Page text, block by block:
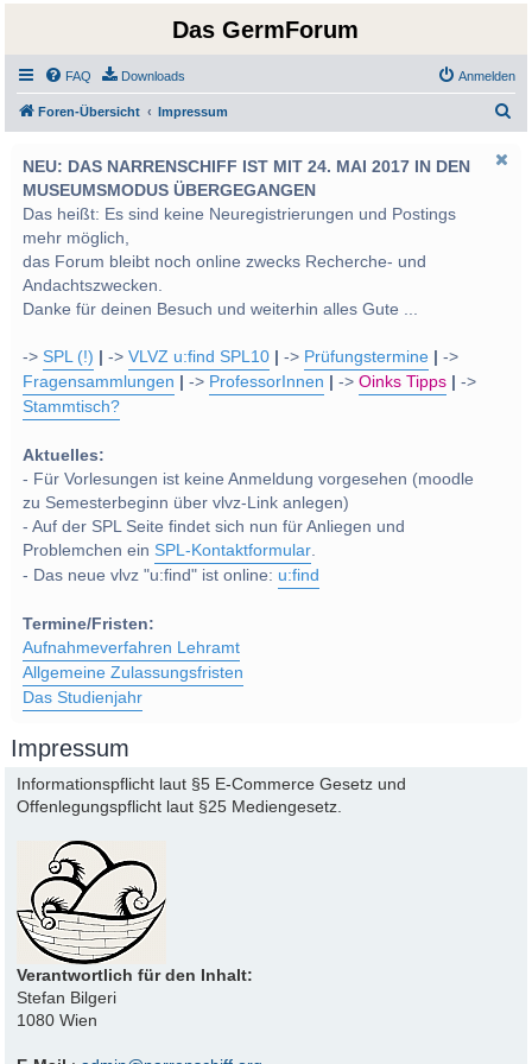
Das GermForum
FAQ Downloads Anmelden
Foren-Übersicht Impressum
NEU: DAS NARRENSCHIFF IST MIT 24. MAI 2017 IN DEN
MUSEUMSMODUS ÜBERGEGANGEN
Das heißt: Es sind keine Neuregistrierungen und Postings
mehr möglich,
das Forum bleibt noch online zwecks Recherche- und
Andachtszwecken.
Danke für deinen Besuch und weiterhin alles Gute ...
->SPL (!) ->VLVZ u:find SPL10 -> Prüfungstermine
->
Fragensammlungen
-> ProfessorInnen ->Oinks Tipps
->
Stammtisch?
Aktuelles:
- Für Vorlesungen ist keine Anmeldung vorgesehen (moodle
zu Semesterbeginn über vlvz-Link anlegen)
- Auf der SPL Seite findet sich nun für Anliegen und
Problemchen einSPL-Kontaktformular.
- Das neue vlvz "u:find" ist online: u:find
Termine/Fristen:
Aufnahmeverfahren Lehramt
Allgemeine Zulassungsfristen
Das Studienjahr
Impressum
Informationspflicht laut §5 E-Commerce Gesetz und
Offenlegungspflicht laut §25 Mediengesetz.
Verantwortlich für den Inhalt:
Stefan Bilgeri
1080 Wien